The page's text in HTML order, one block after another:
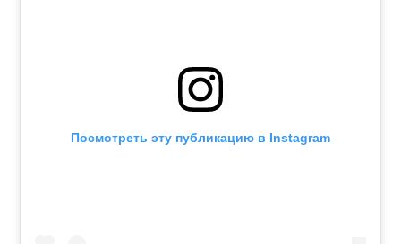
Посмотреть эту публикацию в Instagram